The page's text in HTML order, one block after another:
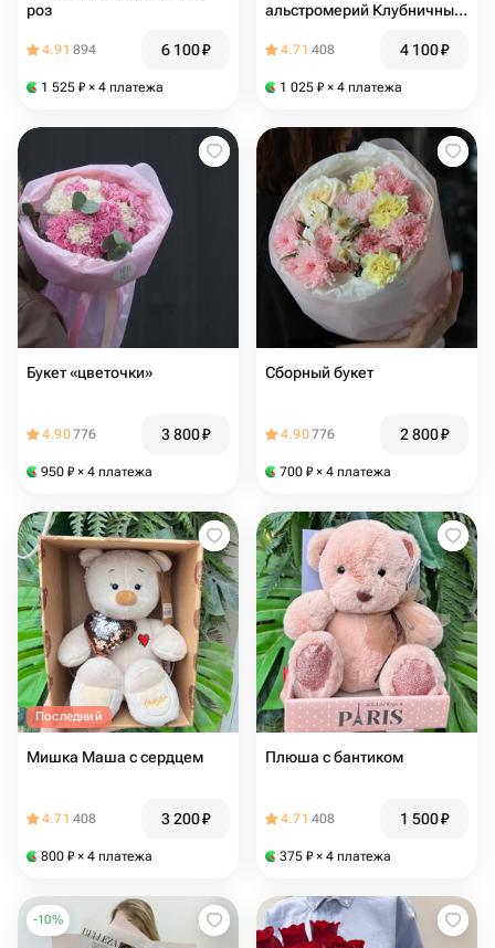
роз
4.91 894 6 100₽
1 525 ₽ × 4 платежа
альстромерий Клубничный
4.71 408 4 100₽
1 025 ₽ × 4 платежа
Букет «цветочки»
4.90776 3 800₽
950 ₽ × 4 платежа
Сборный букет
4.90776 2 800₽
700 ₽ × 4 платежа
Последний
Мишка Маша с сердцем
4.71 408 3 200₽
800 ₽ × 4 платежа
Плюша с бантиком
4.71 408 1 500₽
375 ₽ × 4 платежа
-10%